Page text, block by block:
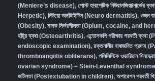
(Meniere’s disease), পোস্ট হারপেটিক নিউরালজিয়া/
Herpetic), নিউরো ডার্মাটাইটিস (Neuro dermatitis), ওজন
(Obesity), মাদক নির্ভরশীলতা (Opium, cocaine, and
হাঁটুর ব্যথা (Osteoarthritis), এন্ডোসকপি পরীক্ষার পরবর্তী
endoscopic examination), রক্তনালীর বাধাজনিত প্রদাহ
thromboangiitis obliterans), পলিসিস্টিক ওভারিয়ান
ovarian syndrome) – Stein-Leventhal syndrome
জটিলতা (Postextubation in children), অপারেশন